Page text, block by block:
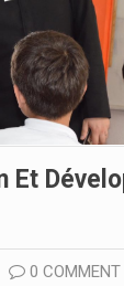
Et
0 COMMENT